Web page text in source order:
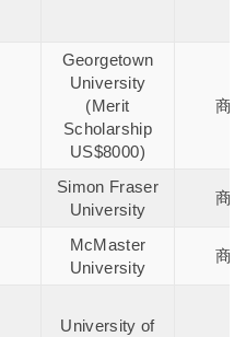
Georgetown
University
(Merit
Scholarship
US$8000)
商
Simon Fraser
University
商
McMaster
University
商
University of